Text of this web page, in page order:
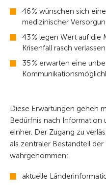
46 % wünschen sich
medizinischer
43 % legen Wert auf die
Krisenfall rasch
35 % erwarten eine
Diese Erwartungen gehen
Bedürfnis nach Information
einher. Der Zugang zu
als zentraler Bestandteil
wahrgenommen:
aktuelle